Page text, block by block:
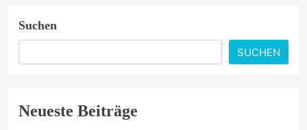
Intersolar-Trend 2026: Warum
Batteriespeicher zum wichtigsten
Suchen
SUCHEN
Neueste Beiträge